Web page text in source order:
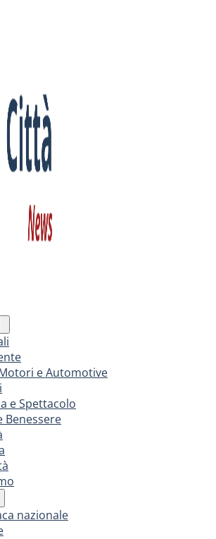
e Automotive
e Spettacolo
Benessere
nazionale